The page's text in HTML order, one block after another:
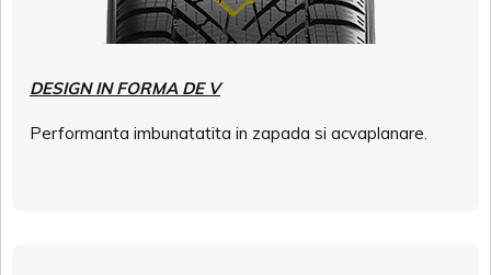
DESIGN IN FORMA DE V
Performanta imbunatatita in zapada si acvaplanare.